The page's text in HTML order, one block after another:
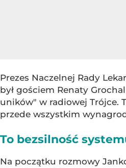
Prezes Naczelnej Rady
był gościem Renaty
uników" w radiowej Trójce.
przede wszystkim
To bezsilność
Na początku rozmowy